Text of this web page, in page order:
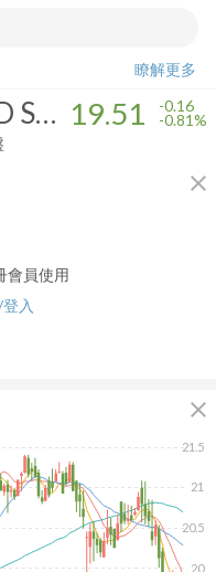
INCOME OPPORTUNITIES
瞭解更多
NUVEEN PREFERRED SECURITIES AND INCOME OPPORTUNITIES FUND 19.51 -0.16
-0.81%
close
會員使用
入
close
20
20.5
21
21.5